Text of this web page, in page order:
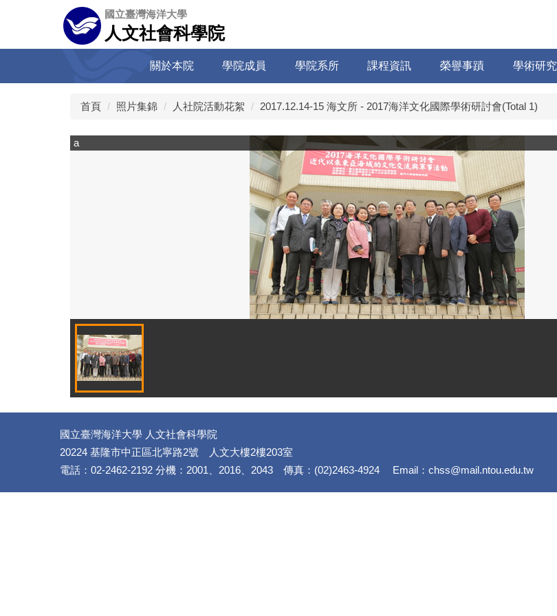
容
國立臺灣海洋大學
人文社會科學院
關於本院 學院成員 學院系所 課程資訊 榮譽事蹟 學術研究
首頁 照片集錦 人社院活動花絮 2017.12.14-15 海文所 - 2017海洋文化國際學術研討會(Total 1)
a
國立臺灣海洋大學 人文社會科學院
20224 基隆市中正區北寧路2號 人文大樓2樓203室
電話：02-2462-2192 分機：2001、2016、2043 傳真：(02)2463-4924 Email：chss@mail.ntou.edu.tw